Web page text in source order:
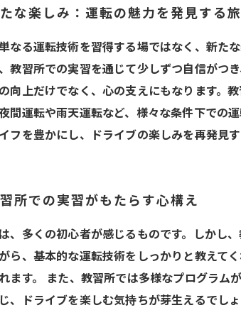
な楽しみ：運転の魅力を発見する
なる運転技術を習得する場ではなく、新た
教習所での実習を通じて少しずつ自信がつ
向上だけでなく、心の支えにもなります。
間運転や雨天運転など、様々な条件下での
フを豊かにし、ドライブの楽しみを再発見
所での実習がもたらす心構え
、多くの初心者が感じるものです。しかし
ら、基本的な運転技術をしっかりと教えて
ます。 また、教習所では多様なプログラ
、ドライブを楽しむ気持ちが芽生えるでし